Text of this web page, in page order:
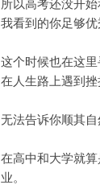
所以高考还没开
我看到的你足够优
这个时候也在这
在人生路上遇到挫
无法告诉你顺其
在高中和大学就
业。